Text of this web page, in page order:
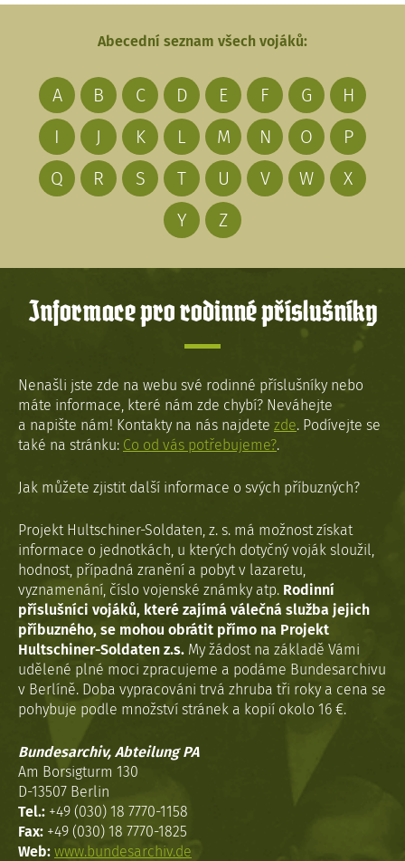
Abecední seznam všech vojáků:
A B C D E F G
H
I
J K L M N O
P
Q
R S T U V W
X
Y
Z
Informace pro rodinné příslušníky
Nenašli jste zde na webu své rodinné příslušníky nebo
máte informace, které nám zde chybí? Neváhejte
a napište nám! Kontakty na nás najdete zde. Podívejte se
také na stránku: Co od vás potřebujeme?.
Jak můžete zjistit další informace o svých příbuzných?
Projekt Hultschiner-Soldaten, z. s. má možnost získat
informace o jednotkách, u kterých dotyčný voják sloužil,
hodnost, případná zranění a pobyt v lazaretu,
vyznamenání, číslo vojenské známky atp. Rodinní
příslušníci vojáků, které zajímá válečná služba jejich
příbuzného, se mohou obrátit přímo na Projekt
Hultschiner-Soldaten z.s. My žádost na základě Vámi
udělené plné moci zpracujeme a podáme Bundesarchivu
v Berlíně. Doba vypracováni trvá zhruba tři roky a cena se
pohybuje podle množství stránek a kopií okolo 16 €.
Bundesarchiv, Abteilung PA
Am Borsigturm 130
D-13507 Berlin
Tel.: +49 (030) 18 7770-1158
Fax: +49 (030) 18 7770-1825
Web: www.bundesarchiv.de